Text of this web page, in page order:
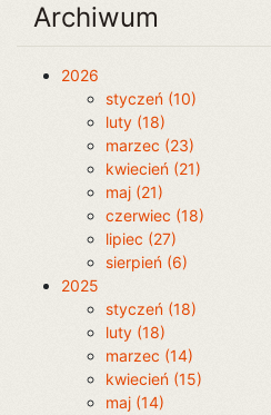
Archiwum
2026
styczeń (10)
luty (18)
marzec (23)
kwiecień (21)
maj (21)
czerwiec (18)
lipiec (27)
sierpień (6)
2025
styczeń (18)
luty (18)
marzec (14)
kwiecień (15)
maj (14)